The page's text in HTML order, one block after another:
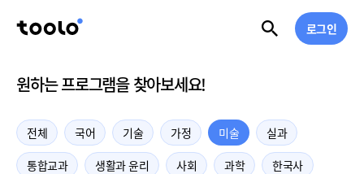
로그인
원하는 프로그램을 찾아보세요!
전체 국어 기술 가정 미술
실과
통합교과
생활과 윤리 사회 과학
한국사